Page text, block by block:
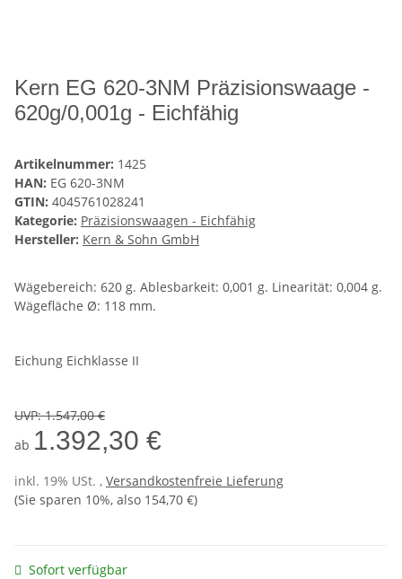
Kern EG 620-3NM Präzisionswaage -
620g/0,001g - Eichfähig
Artikelnummer: 1425
HAN: EG 620-3NM
GTIN: 4045761028241
Kategorie: Präzisionswaagen - Eichfähig
Hersteller: Kern & Sohn GmbH
Wägebereich: 620 g. Ablesbarkeit: 0,001 g. Linearität: 0,004 g.
Wägefläche Ø: 118 mm.
Eichung Eichklasse II
UVP:1.547,00 €
ab 1.392,30 €
inkl. 19% USt. , Versandkostenfreie Lieferung
(Sie sparen 10%, also 154,70 €)
Sofort verfügbar